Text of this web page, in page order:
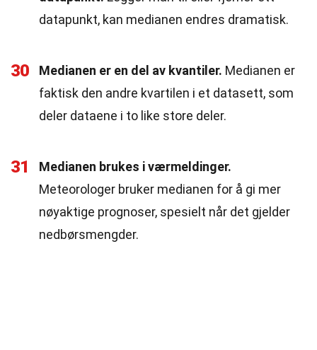
datapunkt, kan medianen endres dramatisk.
30 Medianen er en del av kvantiler. Medianen er
faktisk den andre kvartilen i et datasett, som
deler dataene i to like store deler.
31
Medianen brukes i værmeldinger.
Meteorologer bruker medianen for å gi mer
nøyaktige prognoser, spesielt når det gjelder
nedbørsmengder.